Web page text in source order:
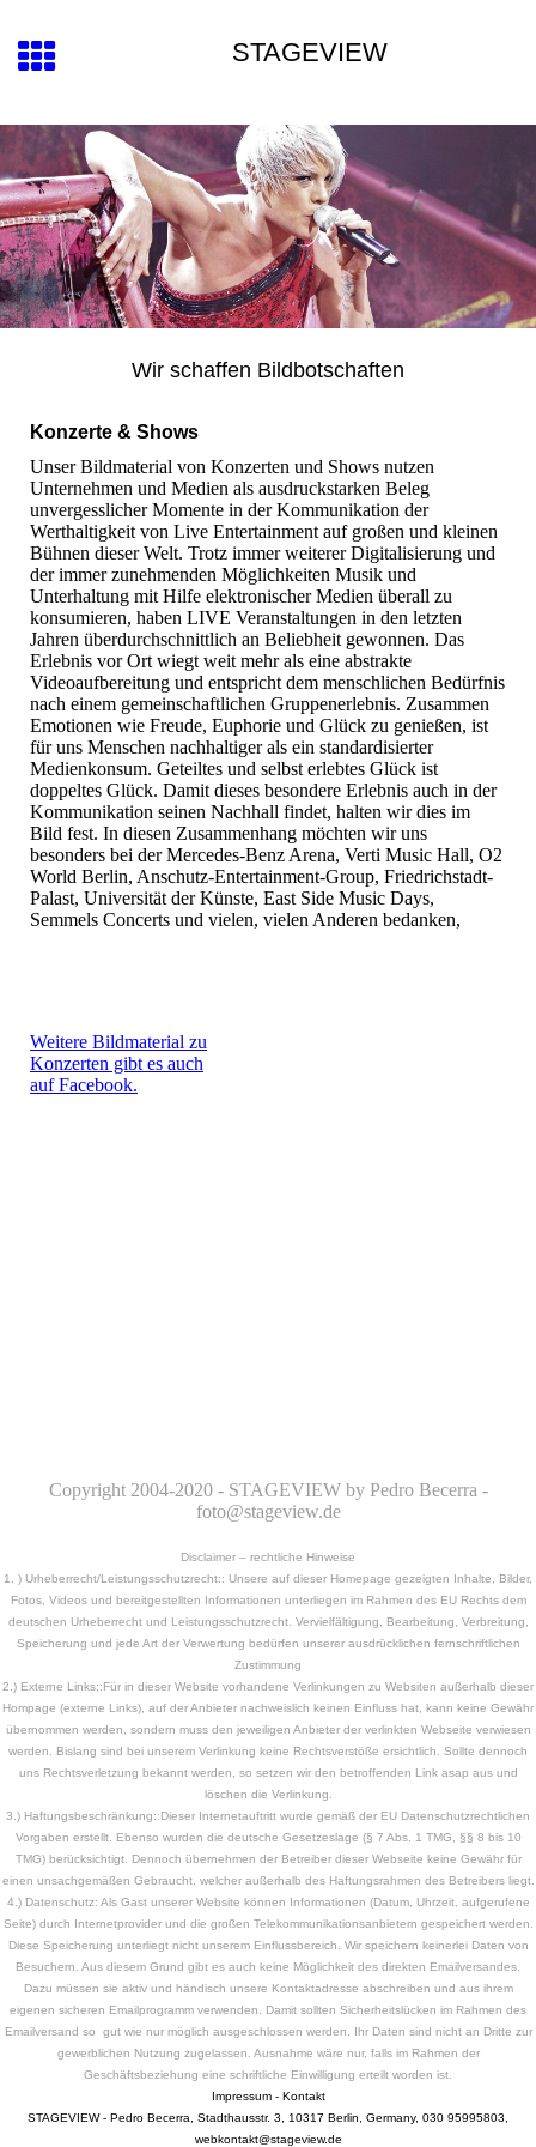
STAGEVIEW
Wir schaffen Bildbotschaften
Konzerte & Shows
Unser Bildmaterial von Konzerten und Shows nutzen
Unternehmen und Medien als ausdruckstarken Beleg
unvergesslicher Momente in der Kommunikation der
Werthaltigkeit von Live Entertainment auf großen und kleinen
Bühnen dieser Welt. Trotz immer weiterer Digitalisierung und
der immer zunehmenden Möglichkeiten Musik und
Unterhaltung mit Hilfe elektronischer Medien überall zu
konsumieren, haben LIVE Veranstaltungen in den letzten
Jahren überdurchschnittlich an Beliebheit gewonnen. Das
Erlebnis vor Ort wiegt weit mehr als eine abstrakte
Videoaufbereitung und entspricht dem menschlichen Bedürfnis
nach einem gemeinschaftlichen Gruppenerlebnis. Zusammen
Emotionen wie Freude, Euphorie und Glück zu genießen, ist
für uns Menschen nachhaltiger als ein standardisierter
Medienkonsum. Geteiltes und selbst erlebtes Glück ist
doppeltes Glück. Damit dieses besondere Erlebnis auch in der
Kommunikation seinen Nachhall findet, halten wir dies im
Bild fest. In diesen Zusammenhang möchten wir uns
besonders bei der Mercedes-Benz Arena, Verti Music Hall, O2
World Berlin, Anschutz-Entertainment-Group, Friedrichstadt-
Palast, Universität der Künste, East Side Music Days,
Semmels Concerts und vielen, vielen Anderen bedanken,
Weitere Bildmaterial zu
Konzerten gibt es auch
auf Facebook.
Copyright 2004-2020 - STAGEVIEW by Pedro Becerra -
foto@stageview.de
Disclaimer – rechtliche Hinweise
1. ) Urheberrecht/Leistungsschutzrecht:: Unsere auf dieser Homepage gezeigten Inhalte, Bilder,
Fotos, Videos und bereitgestellten Informationen unterliegen im Rahmen des EU Rechts dem
deutschen Urheberrecht und Leistungsschutzrecht. Vervielfältigung, Bearbeitung, Verbreitung,
Speicherung und jede Art der Verwertung bedürfen unserer ausdrücklichen fernschriftlichen
Zustimmung
2.) Externe Links;:Für in dieser Website vorhandene Verlinkungen zu Websiten außerhalb dieser
Hompage (externe Links), auf der Anbieter nachweislich keinen Einfluss hat, kann keine Gewähr
übernommen werden, sondern muss den jeweiligen Anbieter der verlinkten Webseite verwiesen
werden. Bislang sind bei unserem Verlinkung keine Rechtsverstöße ersichtlich. Sollte dennoch
uns Rechtsverletzung bekannt werden, so setzen wir den betroffenden Link asap aus und
löschen die Verlinkung.
3.) Haftungsbeschränkung::Dieser Internetauftritt wurde gemäß der EU Datenschutzrechtlichen
Vorgaben erstellt. Ebenso wurden die deutsche Gesetzeslage (§ 7 Abs. 1 TMG, §§ 8 bis 10
TMG) berücksichtigt. Dennoch übernehmen der Betreiber dieser Webseite keine Gewähr für
einen unsachgemäßen Gebraucht, welcher außerhalb des Haftungsrahmen des Betreibers liegt.
4.) Datenschutz: Als Gast unserer Website können Informationen (Datum, Uhrzeit, aufgerufene
Seite) durch Internetprovider und die großen Telekommunikationsanbietern gespeichert werden.
Diese Speicherung unterliegt nicht unserem Einflussbereich. Wir speichern keinerlei Daten von
Besuchern. Aus diesem Grund gibt es auch keine Möglichkeit des direkten Emailversandes.
Dazu müssen sie aktiv und händisch unsere Kontaktadresse abschreiben und aus ihrem
eigenen sicheren Emailprogramm verwenden. Damit sollten Sicherheitslücken im Rahmen des
Emailversand so gut wie nur möglich ausgeschlossen werden. Ihr Daten sind nicht an Dritte zur
gewerblichen Nutzung zugelassen. Ausnahme wäre nur, falls im Rahmen der
Geschäftsbeziehung eine schriftliche Einwilligung erteilt worden ist.
Impressum - Kontakt
STAGEVIEW - Pedro Becerra, Stadthausstr. 3, 10317 Berlin, Germany, 030 95995803,
webkontakt@stageview.de